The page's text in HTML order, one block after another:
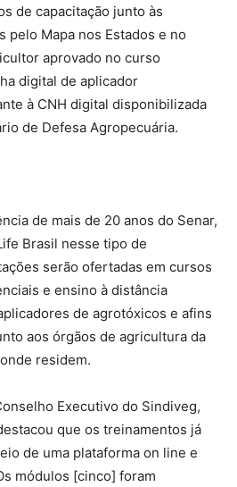
de capacitação junto às
pelo Mapa nos Estados e no
aprovado no curso
digital de aplicador
à CNH digital disponibilizada
de Defesa Agropecuária.
de mais de 20 anos do Senar,
Brasil nesse tipo de
serão ofertadas em cursos
e ensino à distância
de agrotóxicos e afins
aos órgãos de agricultura da
residem.
Executivo do Sindiveg,
que os treinamentos já
de uma plataforma on line e
módulos [cinco] foram